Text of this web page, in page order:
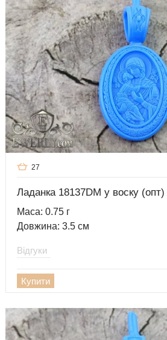
27
Ладанка 18137DM у воску (опт)
Маса: 0.75 г
Довжина: 3.5 см
Відгуки
Купити